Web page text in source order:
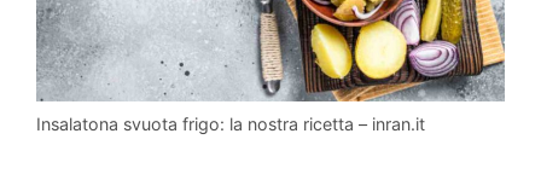
Insalatona svuota frigo: la nostra ricetta – inran.it